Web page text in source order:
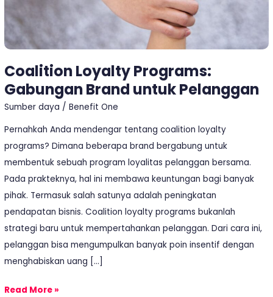
Coalition Loyalty Programs:
Gabungan Brand untuk Pelanggan
Sumber daya /Benefit One
Pernahkah Anda mendengar tentang coalition loyalty
programs? Dimana beberapa brand bergabung untuk
membentuk sebuah program loyalitas pelanggan bersama.
Pada prakteknya, hal ini membawa keuntungan bagi banyak
pihak. Termasuk salah satunya adalah peningkatan
pendapatan bisnis. Coalition loyalty programs bukanlah
strategi baru untuk mempertahankan pelanggan. Dari cara ini,
pelanggan bisa mengumpulkan banyak poin insentif dengan
menghabiskan uang […]
Read More »